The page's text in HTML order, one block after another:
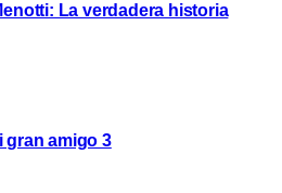
La verdadera historia
gran amigo 3